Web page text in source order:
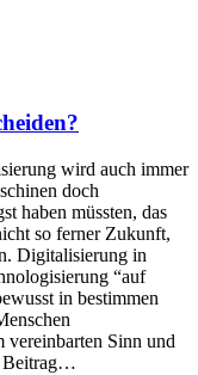
wird auch immer
doch
haben müssten, das
so ferner Zukunft,
Digitalisierung in
“auf
in bestimmen
vereinbarten Sinn und
Beitrag…